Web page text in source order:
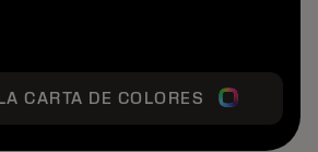
CARTA DE COLORES